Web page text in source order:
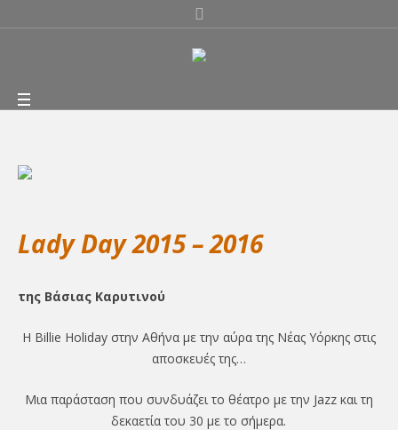
Lady Day 2015 – 2016
της Βάσιας Καρυτινού
Η Billie Holiday στην Αθήνα με την αύρα της Νέας Υόρκης στις
αποσκευές της…
Μια παράσταση που συνδυάζει το θέατρο με την Jazz και τη
δεκαετία του 30 με το σήμερα.